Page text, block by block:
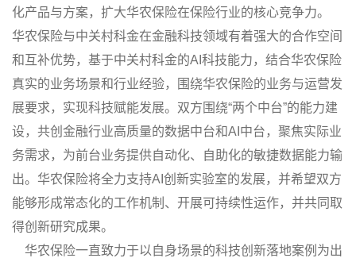
化产品与方案，扩大华农保险在保险行业的核心竞争力。
华农保险与中关村科金在金融科技领域有着强大的合作空间
和互补优势，基于中关村科金的AI科技能力，结合华农保险
真实的业务场景和行业经验，围绕华农保险的业务与运营发
展要求，实现科技赋能发展。双方围绕“两个中台”的能力建
设，共创金融行业高质量的数据中台和AI中台，聚焦实际业
务需求，为前台业务提供自动化、自助化的敏捷数据能力输
出。华农保险将全力支持AI创新实验室的发展，并希望双方
能够形成常态化的工作机制、开展可持续性运作，并共同取
得创新研究成果。
华农保险一直致力于以自身场景的科技创新落地案例为出